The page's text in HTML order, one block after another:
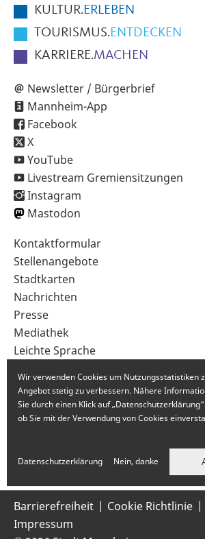
KULTUR.ERLEBEN
TOURISMUS.ENTDECKEN
KARRIERE.MACHEN
Newsletter / Bürgerbrief
Mannheim-App
Facebook
X
YouTube
Livestream Gremiensitzungen
Instagram
Mastodon
Sekundärnavigation
im
Fußbereich
Kontaktformular
Stellenangebote
Stadtkarten
Nachrichten
Presse
Mediathek
Leichte Sprache
Barrierefreiheit Cookie Richtlinie
Impressum
Wir verwenden Cookies um Nutzungsstatistiken
Angebot stetig zu verbessern. Nähere
Sie durch einen Klick auf
ob Sie mit der Verwendung von Cookies
Datenschutzerklärung Nein, danke